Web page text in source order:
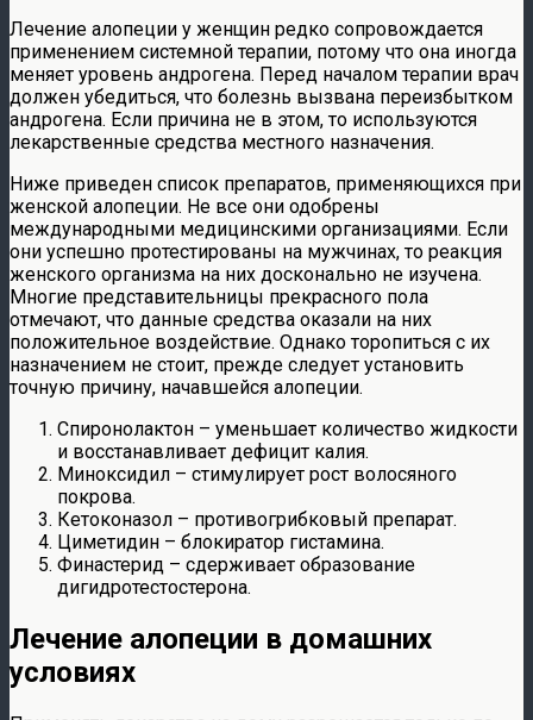
Лечение алопеции у женщин редко сопровождается
применением системной терапии, потому что она иногда
меняет уровень андрогена. Перед началом терапии врач
должен убедиться, что болезнь вызвана переизбытком
андрогена. Если причина не в этом, то используются
лекарственные средства местного назначения.
Ниже приведен список препаратов, применяющихся при
женской алопеции. Не все они одобрены
международными медицинскими организациями. Если
они успешно протестированы на мужчинах, то реакция
женского организма на них досконально не изучена.
Многие представительницы прекрасного пола
отмечают, что данные средства оказали на них
положительное воздействие. Однако торопиться с их
назначением не стоит, прежде следует установить
точную причину, начавшейся алопеции.
Спиронолактон – уменьшает количество жидкости
и восстанавливает дефицит калия.
Миноксидил – стимулирует рост волосяного
покрова.
Кетоконазол – противогрибковый препарат.
Циметидин – блокиратор гистамина.
Финастерид – сдерживает образование
дигидротестостерона.
Лечение алопеции в домашних
условиях